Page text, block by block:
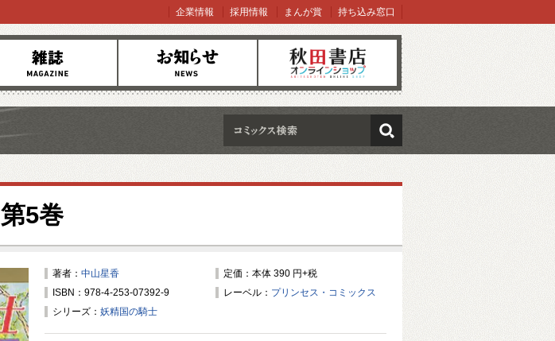
お知らせ オンラインショップ
企業情報 採用情報 まんが賞 持ち込み窓口
検索
第5巻
著者： 中山星香
定価：本体 390 円+税
ISBN：978-4-253-07392-9
レーベル： プリンセス・コミックス
シリーズ： 妖精国の騎士